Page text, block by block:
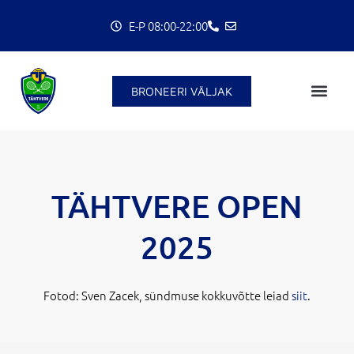
content
E-P 08:00-22:00
BRONEERI VÄLJAK
TÄHTVERE OPEN
2025
Fotod: Sven Zacek, sündmuse kokkuvõtte leiadsiit.